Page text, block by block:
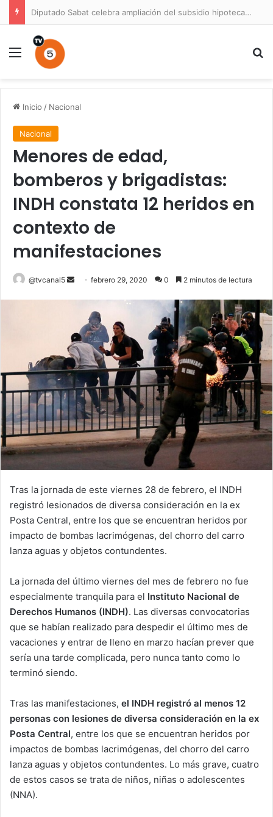
Diputado Sabat celebra ampliación del subsidio hipotecario con viviendas de hasta 6.000 UF
Menú
Inicio / Nacional
Nacional
Menores de edad,
bomberos y brigadistas:
INDH constata 12 heridos en
contexto de
manifestaciones
@tvcanal5
Sendfebrero 29, 2020 0 2 minutos de lectura
Tras la jornada de este viernes 28 de febrero, el INDH
registró lesionados de diversa consideración en la ex
Posta Central, entre los que se encuentran heridos por
impacto de bombas lacrimógenas, del chorro del carro
lanza aguas y objetos contundentes.
La jornada del último viernes del mes de febrero no fue
especialmente tranquila para el Instituto Nacional de
Derechos Humanos (INDH). Las diversas convocatorias
que se habían realizado para despedir el último mes de
vacaciones y entrar de lleno en marzo hacían prever que
sería una tarde complicada, pero nunca tanto como lo
terminó siendo.
Tras las manifestaciones, el INDH registró al menos 12
personas con lesiones de diversa consideración en la ex
Posta Central, entre los que se encuentran heridos por
impactos de bombas lacrimógenas, del chorro del carro
lanza aguas y objetos contundentes. Lo más grave, cuatro
de estos casos se trata de niños, niñas o adolescentes
(NNA).